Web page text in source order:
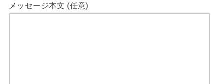
メッセージ本文 (任意)